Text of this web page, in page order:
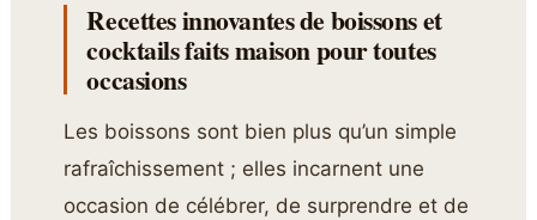
Recettes innovantes de boissons et
cocktails faits maison pour toutes
occasions
Les boissons sont bien plus qu’un simple
rafraîchissement ; elles incarnent une
occasion de célébrer, de surprendre et de